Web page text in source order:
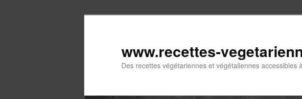
www.recettes-
Des recettes végétariennes et végétaliennes accessibles